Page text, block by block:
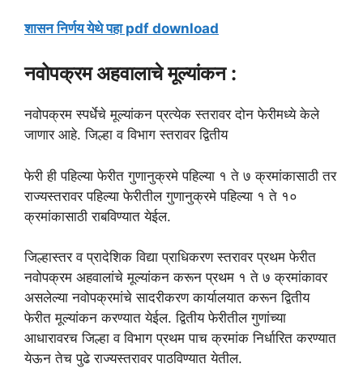
शासन निर्णय येथे पहा pdf download
नवोपक्रम अहवालाचे मूल्यांकन :
नवोपक्रम स्पर्धेचे मूल्यांकन प्रत्येक स्तरावर दोन फेरीमध्ये केले
जाणार आहे. जिल्हा व विभाग स्तरावर द्वितीय
फेरी ही पहिल्या फेरीत गुणानुक्रमे पहिल्या १ ते ७ क्रमांकासाठी तर
राज्यस्तरावर पहिल्या फेरीतील गुणानुक्रमे पहिल्या १ ते १०
क्रमांकासाठी राबविण्यात येईल.
जिल्हास्तर व प्रादेशिक विद्या प्राधिकरण स्तरावर प्रथम फेरीत
नवोपक्रम अहवालांचे मूल्यांकन करून प्रथम १ ते ७ क्रमांकावर
असलेल्या नवोपक्रमांचे सादरीकरण कार्यालयात करून द्वितीय
फेरीत मूल्यांकन करण्यात येईल. द्वितीय फेरीतील गुणांच्या
आधारावरच जिल्हा व विभाग प्रथम पाच क्रमांक निर्धारित करण्यात
येऊन तेच पुढे राज्यस्तरावर पाठविण्यात येतील.